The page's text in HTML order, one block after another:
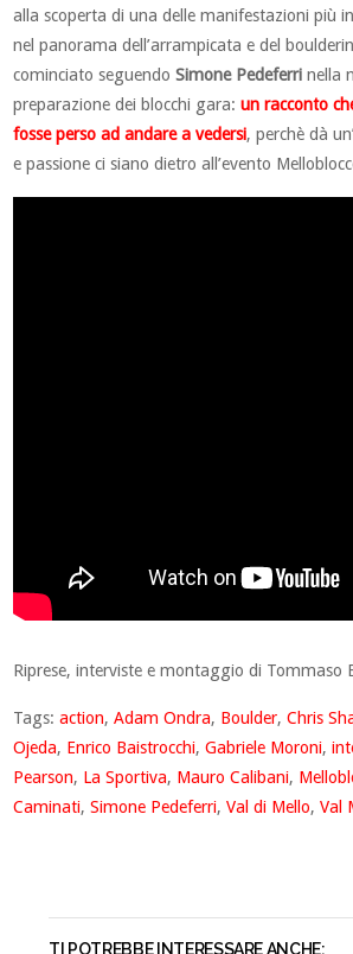
alla scoperta di una delle manifestazioni più
nel panorama dell’arrampicata e del
cominciato seguendoSimone Pedeferri nella
preparazione dei blocchi gara:un racconto
fosse perso ad andare a vedersi, perchè dà
e passione ci siano dietro all’evento
Riprese, interviste e montaggio di Tommaso
Tags:action,Adam Ondra, Boulder,Chris
Ojeda, Enrico Baistrocchi,Gabriele Moroni,
Pearson, La Sportiva, Mauro Calibani,
Caminati,Simone Pedeferri,Val di Mello,Val
TI POTREBBE INTERESSARE ANCHE: